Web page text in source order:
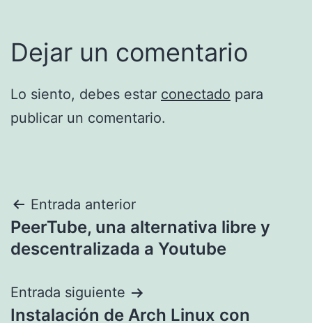
Dejar un comentario
Lo siento, debes estar conectado para
publicar un comentario.
Navegación
de
Entrada anterior
PeerTube, una alternativa libre y
descentralizada a Youtube
Entrada siguiente
Instalación de Arch Linux con